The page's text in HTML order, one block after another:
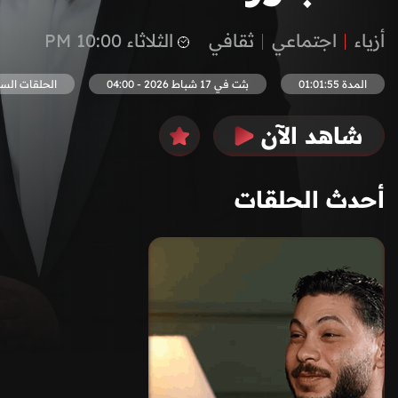
أزياء اجتماعي ثقافي الثلاثاء 10:00 PM
المدة 01:01:55 بثت في 17 شباط 2026 - 04:00 الحلقات
شاهد الآن
أحدث الحلقات